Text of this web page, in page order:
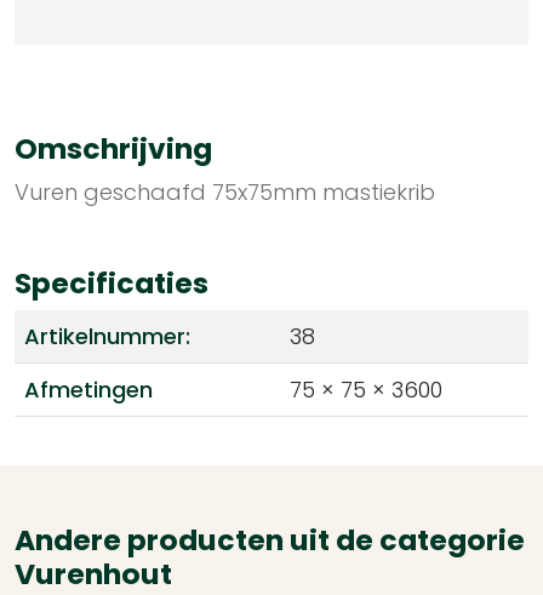
Omschrijving
Vuren geschaafd 75x75mm mastiekrib
Specificaties
Artikelnummer:
38
Afmetingen
75 × 75 × 3600
Andere producten uit de categorie
Vurenhout